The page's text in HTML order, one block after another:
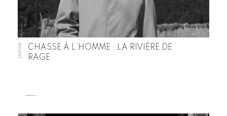
JAPON
CHASSE À L’HOMME : LA RIVIÈRE DE
RAGE